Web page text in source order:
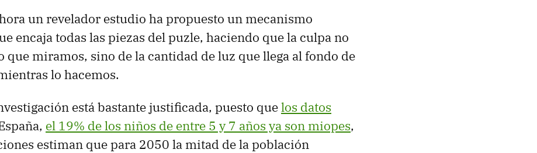
un revelador estudio ha propuesto un mecanismo
encaja todas las piezas del puzle, haciendo que la culpa no
que miramos, sino de la cantidad de luz que llega al fondo de
lo hacemos.
está bastante justificada, puesto quelos datos
el 19% de los niños de entre 5 y 7 años ya son miopes,
estiman que para 2050 la mitad de la población